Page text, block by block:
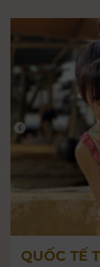
QUỐC TẾ